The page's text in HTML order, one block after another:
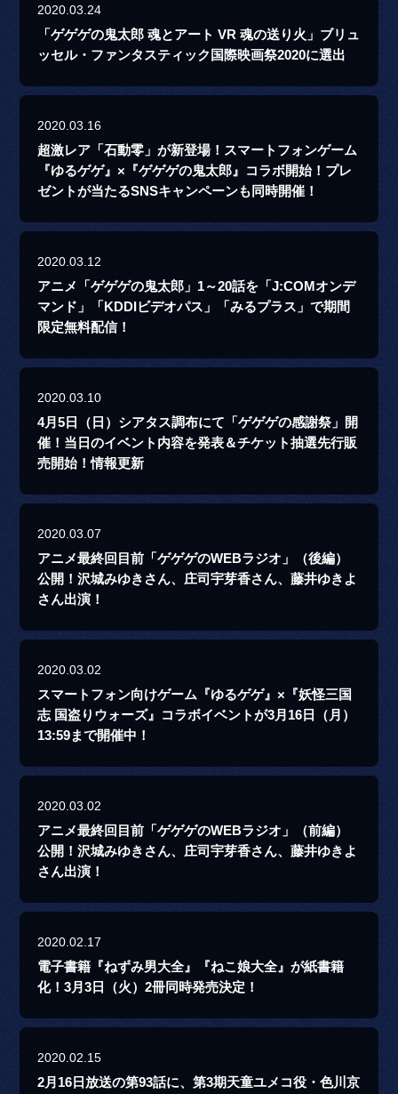
2020.03.24
「ゲゲゲの鬼太郎 魂とアート VR 魂の送り火」ブリュ
ッセル・ファンタスティック国際映画祭2020に選出
2020.03.16
超激レア「石動零」が新登場！スマートフォンゲーム
『ゆるゲゲ』×『ゲゲゲの鬼太郎』コラボ開始！プレ
ゼントが当たるSNSキャンペーンも同時開催！
2020.03.12
アニメ「ゲゲゲの鬼太郎」1～20話を「J:COMオンデ
マンド」「KDDIビデオパス」「みるプラス」で期間
限定無料配信！
2020.03.10
4月5日（日）シアタス調布にて「ゲゲゲの感謝祭」開
催！当日のイベント内容を発表＆チケット抽選先行販
売開始！情報更新
2020.03.07
アニメ最終回目前「ゲゲゲのWEBラジオ」（後編）
公開！沢城みゆきさん、庄司宇芽香さん、藤井ゆきよ
さん出演！
2020.03.02
スマートフォン向けゲーム『ゆるゲゲ』×『妖怪三国
志 国盗りウォーズ』コラボイベントが3月16日（月）
13:59まで開催中！
2020.03.02
アニメ最終回目前「ゲゲゲのWEBラジオ」（前編）
公開！沢城みゆきさん、庄司宇芽香さん、藤井ゆきよ
さん出演！
2020.02.17
電子書籍『ねずみ男大全』『ねこ娘大全』が紙書籍
化！3月3日（火）2冊同時発売決定！
2020.02.15
2月16日放送の第93話に、第3期天童ユメコ役・色川京